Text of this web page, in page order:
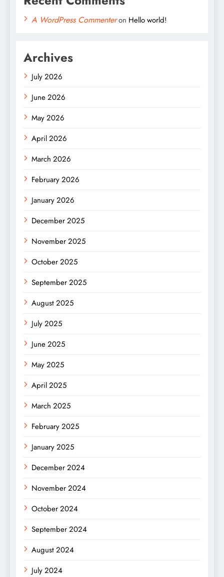
A WordPress Commenteron Hello world!
Archives
July 2026
June 2026
May 2026
April 2026
March 2026
February 2026
January 2026
December 2025
November 2025
October 2025
September 2025
August 2025
July 2025
June 2025
May 2025
April 2025
March 2025
February 2025
January 2025
December 2024
November 2024
October 2024
September 2024
August 2024
July 2024